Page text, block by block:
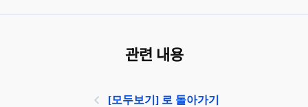
관련 내용
[모두보기] 로 돌아가기